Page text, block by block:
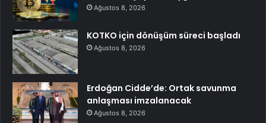
Ağustos 8, 2026
KOTKO için dönüşüm süreci başladı
Ağustos 8, 2026
Erdoğan Cidde’de: Ortak savunma
anlaşması imzalanacak
Ağustos 8, 2026